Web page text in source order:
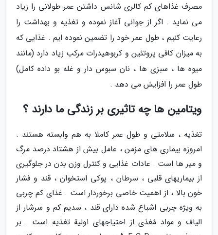
مصرف غذاهای کم کالری شانس داشتن عمر طولانی را زیاد
می نماید . اگر از جوانی آغاز نموده و تغذیه و بهداشت را
رعایت کنیم ، طول عمر خود را تضمین نموده ایم . غذایی که
به میزان کافی پروتئین و کربوهیدرات مرکب زیاد دارد (مانند
میوه ها ، سبزی ها ، نان سبوس دار و غله بو داده کامل)
طول عمر را افزایش می دهد .
ویتامین ها چه تاثیری بر زندگی ما دارند ؟
تغذیه ، سلامتی و طول عمر کاملا به هم وابسته هستند .
امروزه بیماری های مزمن ، عامل بیش از هشتاد درصد مرگ
و میر ها است . عادات غذایی و کنترل وزن بدن در جلوگیری
از بیماریهای قلبی ، سرطان ، پوکی استخوان ، قند و فشار
خون بالا ، از اهمیت خاصی برخوردار است . غذای کم چربی
به ویژه چربی اشباع شده دارای قند ، سدیم کم و سرشار از
الیاف و مواد مُغذی از احتیاجهای اولیة تغذیه است . بر